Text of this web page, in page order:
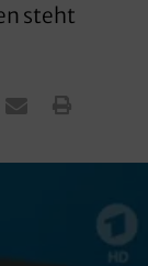
steht